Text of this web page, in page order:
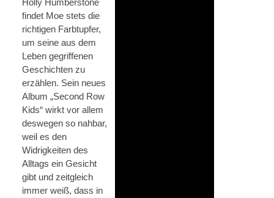
Holly Humberstone
findet Moe stets die
richtigen Farbtupfer,
um seine aus dem
Leben gegriffenen
Geschichten zu
erzählen. Sein neues
Album „Second Row
Kids“ wirkt vor allem
deswegen so nahbar,
weil es den
Widrigkeiten des
Alltags ein Gesicht
gibt und zeitgleich
immer weiß, dass in